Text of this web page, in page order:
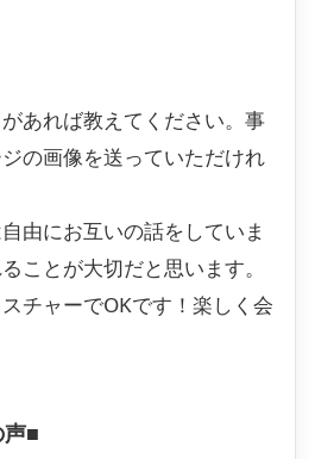
あれば教えてください。事
の画像を送っていただけれ
由にお互いの話をしていま
ことが大切だと思います。
チャーでOKです！楽しく会
■